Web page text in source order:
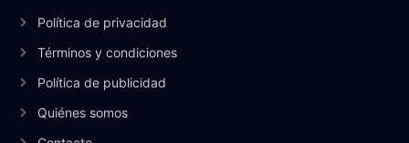
Política de privacidad
Términos y condiciones
Política de publicidad
Quiénes somos